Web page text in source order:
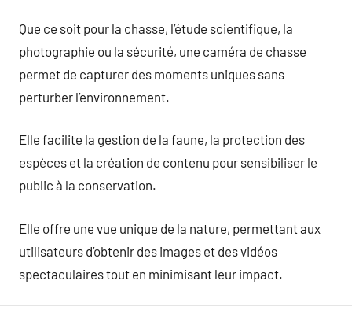
Que ce soit pour la chasse, l’étude scientifique, la
photographie ou la sécurité, une caméra de chasse
permet de capturer des moments uniques sans
perturber l’environnement.
Elle facilite la gestion de la faune, la protection des
espèces et la création de contenu pour sensibiliser le
public à la conservation.
Elle offre une vue unique de la nature, permettant aux
utilisateurs d’obtenir des images et des vidéos
spectaculaires tout en minimisant leur impact.